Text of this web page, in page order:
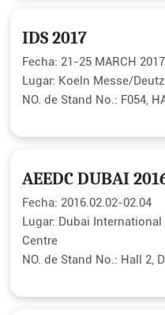
IDS 2017
Fecha: 21-25 MARCH 2017
Lugar: Koeln Messe/Deutz
NO. de Stand No.: F054,
AEEDC DUBAI
Fecha: 2016.02.02-02.04
Lugar: Dubai
Centre
NO. de Stand No.: Hall 2,